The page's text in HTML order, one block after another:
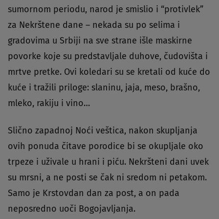
sumornom periodu, narod je smislio i “protivlek”
za Nekrštene dane – nekada su po selima i
gradovima u Srbiji na sve strane išle maskirne
povorke koje su predstavljale duhove, čudovišta i
mrtve pretke. Ovi koledari su se kretali od kuće do
kuće i tražili priloge: slaninu, jaja, meso, brašno,
mleko, rakiju i vino…
Slično zapadnoj Noći veštica, nakon skupljanja
ovih ponuda čitave porodice bi se okupljale oko
trpeze i uživale u hrani i piću. Nekršteni dani uvek
su mrsni, a ne posti se čak ni sredom ni petakom.
Samo je Krstovdan dan za post, a on pada
neposredno uoči Bogojavljanja.